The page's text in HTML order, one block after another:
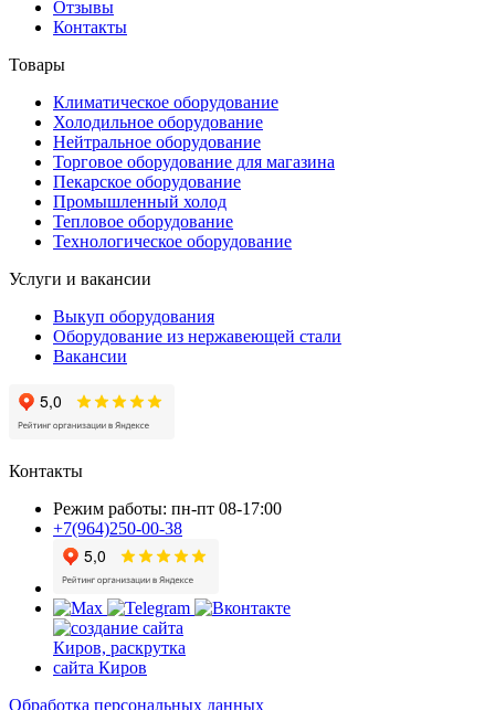
Отзывы
Контакты
Товары
Климатическое оборудование
Холодильное оборудование
Нейтральное оборудование
Торговое оборудование для магазина
Пекарское оборудование
Промышленный холод
Тепловое оборудование
Технологическое оборудование
Услуги и вакансии
Выкуп оборудования
Оборудование из нержавеющей стали
Вакансии
Контакты
Режим работы: пн-пт 08-17:00
+7(964)250-00-38
Обработка персональных данных